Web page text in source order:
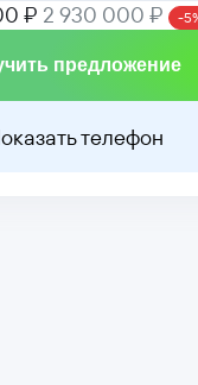
₽ 2 930 000 ₽ -
предложение
телефон